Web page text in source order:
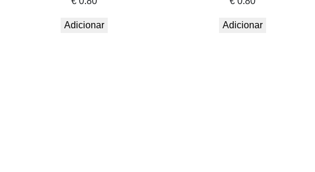
Adicionar Adicionar